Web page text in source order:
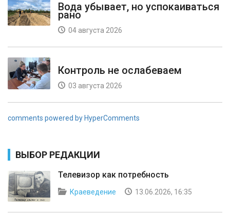
Вода убывает, но успокаиваться
рано
04 августа 2026
Контроль не ослабеваем
03 августа 2026
comments powered by HyperComments
ВЫБОР РЕДАКЦИИ
Телевизор как потребность
Краеведение 13.06.2026, 16:35